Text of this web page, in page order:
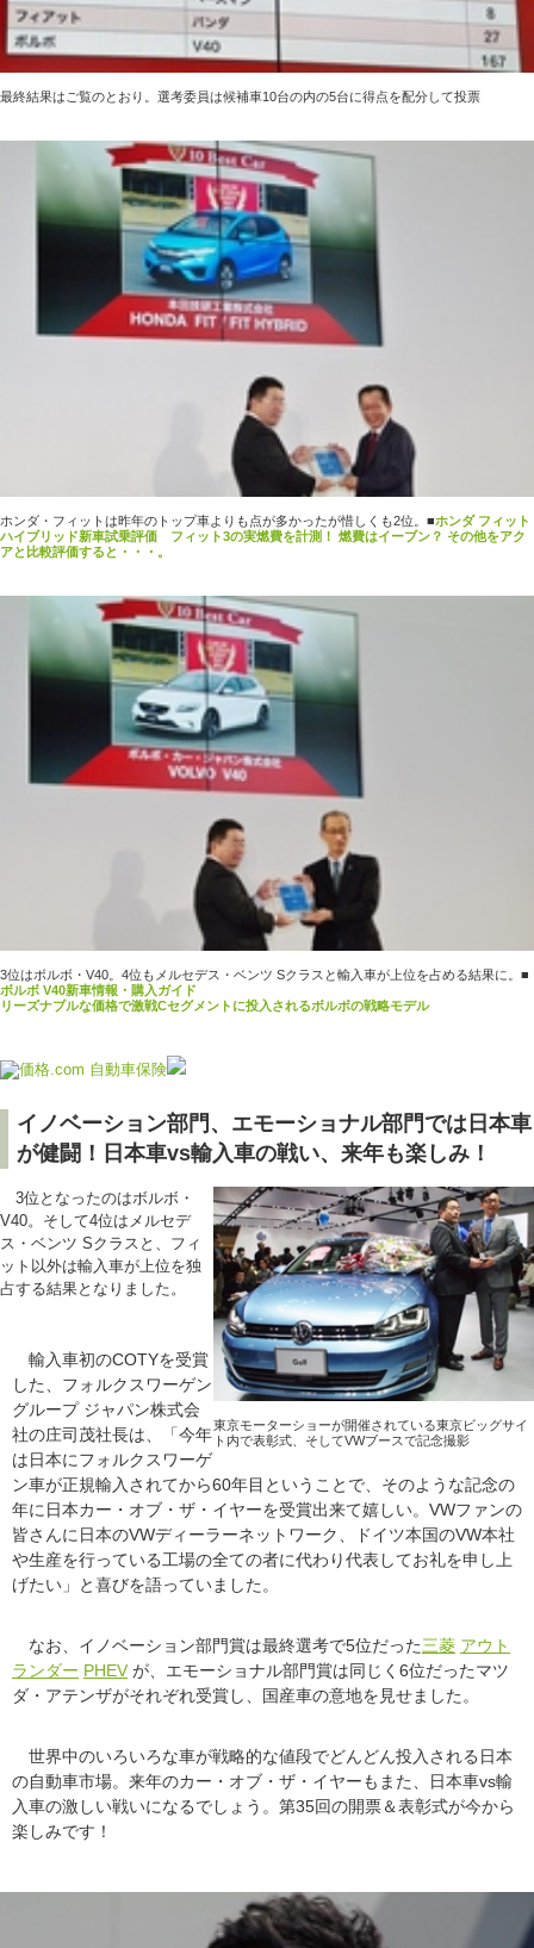
最終結果はご覧のとおり。選考委員は候補車10台の内の5台に得点を配分して投票
ホンダ・フィットは昨年のトップ車よりも点が多かったが惜しくも2位。 ■ホンダ フィット
ハイブリッド新車試乗評価 フィット3の実燃費を計測！ 燃費はイーブン？ その他をアク
アと比較評価すると・・・。
3位はボルボ・V40。4位もメルセデス・ベンツ Sクラスと輸入車が上位を占める結果に。 ■
ボルボ V40新車情報・購入ガイド
リーズナブルな価格で激戦Cセグメントに投入されるボルボの戦略モデル
イノベーション部門、エモーショナル部門では日本車
が健闘！日本車vs輸入車の戦い、来年も楽しみ！
東京モーターショーが開催されている東京ビッグサイ
ト内で表彰式、そしてVWブースで記念撮影
3位となったのはボルボ・
V40。そして4位はメルセデ
ス・ベンツ Sクラスと、フィ
ット以外は輸入車が上位を独
占する結果となりました。
輸入車初のCOTYを受賞
した、フォルクスワーゲン
グループ ジャパン株式会
社の庄司茂社長は、「今年
は日本にフォルクスワーゲ
ン車が正規輸入されてから60年目ということで、そのような記念の
年に日本カー・オブ・ザ・イヤーを受賞出来て嬉しい。VWファンの
皆さんに日本のVWディーラーネットワーク、ドイツ本国のVW本社
や生産を行っている工場の全ての者に代わり代表してお礼を申し上
げたい」と喜びを語っていました。
なお、イノベーション部門賞は最終選考で5位だった三菱 アウト
ランダー PHEV が、エモーショナル部門賞は同じく6位だったマツ
ダ・アテンザがそれぞれ受賞し、国産車の意地を見せました。
世界中のいろいろな車が戦略的な値段でどんどん投入される日本
の自動車市場。来年のカー・オブ・ザ・イヤーもまた、日本車vs輸
入車の激しい戦いになるでしょう。第35回の開票＆表彰式が今から
楽しみです！